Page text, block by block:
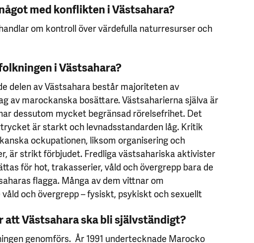
med konflikten i Västsahara?
om kontroll över värdefulla naturresurser och
i Västsahara?
delen av Väst­sahara består majoriteten av
av marockanska bosättare. Västsaharierna själva är
dessutom mycket begränsad rörelsefrihet. Det
är starkt och levnadsstandarden låg. Kritik
ockupationen, liksom organisering och
är strikt förbjudet. Fredliga västsahariska aktivister
för hot, trakasserier, våld och övergrepp bara de
flagga. Många av dem vittnar om
och övergrepp – fysiskt, psykiskt och sexuellt
att Västsahara ska bli självständigt?
genomförs. År 1991 undertecknade Marocko